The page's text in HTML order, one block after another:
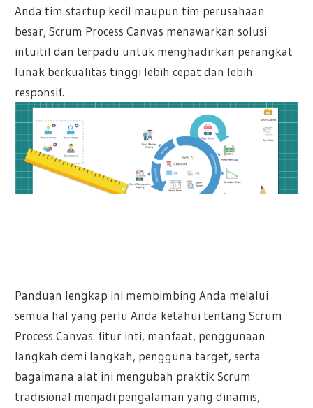
Anda tim startup kecil maupun tim perusahaan
besar, Scrum Process Canvas menawarkan solusi
intuitif dan terpadu untuk menghadirkan perangkat
lunak berkualitas tinggi lebih cepat dan lebih
responsif.
Panduan lengkap ini membimbing Anda melalui
semua hal yang perlu Anda ketahui tentang Scrum
Process Canvas: fitur inti, manfaat, penggunaan
langkah demi langkah, pengguna target, serta
bagaimana alat ini mengubah praktik Scrum
tradisional menjadi pengalaman yang dinamis,